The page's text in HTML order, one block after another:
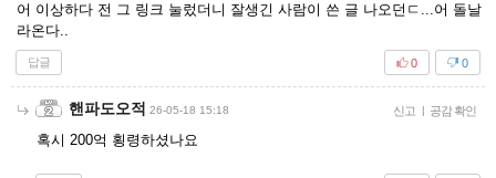
어 이상하다 전 그 링크 눌렀더니 잘생긴 사람이 쓴 글 나오던ㄷ...어 돌날
라온다..
답글 0
0
핸파도오적 26-05-18 15:18 신고 | 공감 확인
혹시 200억 횡령하셨나요